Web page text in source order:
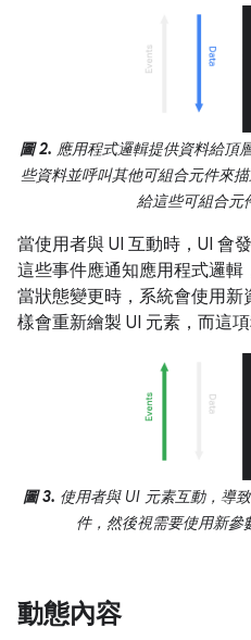
圖 2. 應用程式邏輯提供資料給頂
些資料並呼叫其他可組合元件來
給這些可組合元
當使用者與 UI 互動時，UI 會
這些事件應通知應用程式邏輯
當狀態變更時，系統會使用
樣會重新繪製 UI 元素，而這
圖 3. 使用者與 UI 元素互動，導
件，然後視需要使用新參
動態內容